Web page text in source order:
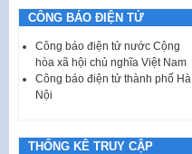
CÔNG BÁO ĐIỆN TỬ
Công báo điện tử nước Cộng
hòa xã hội chủ nghĩa Việt Nam
Công báo điện tử thành phố Hà
Nội
THỐNG KÊ TRUY CẬP